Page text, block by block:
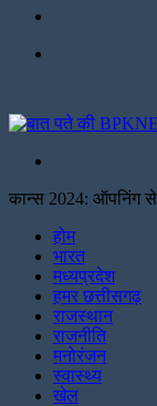
कान्स 2024: ऑपनिंग
होम
भारत
मध्यप्रदेश
हमर छत्तीसगढ़
राजस्थान
राजनीति
मनोरंजन
स्वास्थ्य
खेल